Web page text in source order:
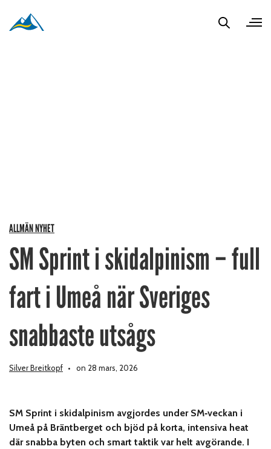
ALLMÄN NYHET
SM Sprint i skidalpinism – full
fart i Umeå när Sveriges
snabbaste utsågs
Silver Breitkopf on 28 mars, 2026
SM Sprint i skidalpinism avgjordes under SM‑veckan i
Umeå på Bräntberget och bjöd på korta, intensiva heat
där snabba byten och smart taktik var helt avgörande. I